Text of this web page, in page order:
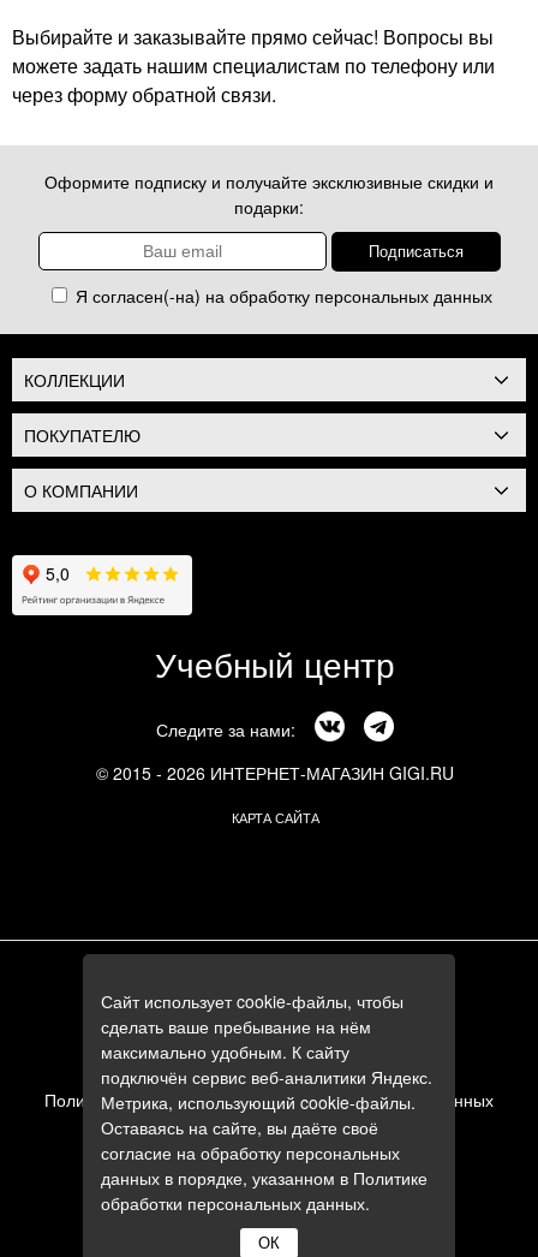
Выбирайте и заказывайте прямо сейчас! Вопросы вы
можете задать нашим специалистам по телефону или
через форму обратной связи.
Оформите подписку и получайте эксклюзивные скидки и
подарки:
Я согласен(-на) на обработку персональных данных
КОЛЛЕКЦИИ
ПОКУПАТЕЛЮ
О КОМПАНИИ
Учебный центр
Следите за нами:
© 2015 - 2026 ИНТЕРНЕТ-МАГАЗИН GIGI.RU
КАРТА САЙТА
+7 (495) 644-84-05
+7 (985) 644-84-05
e-mail:
zakaz@gigi.ru
Политика в отношении обработки персональных данных
Пользовательское соглашение
Сайт использует cookie-файлы, чтобы
сделать ваше пребывание на нём
максимально удобным. К сайту
подключён сервис веб-аналитики Яндекс.
Метрика, использующий cookie-файлы.
Оставаясь на сайте, вы даёте своё
согласие на обработку персональных
данных в порядке, указанном в Политике
обработки персональных данных.
ОК